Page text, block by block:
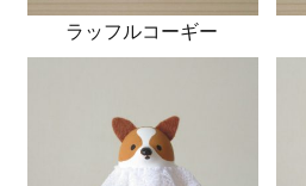
ラッフルコーギー